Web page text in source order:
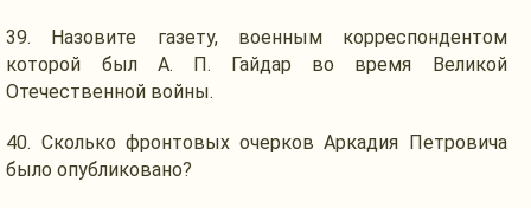
39. Назовите газету, военным корреспондентом
которой был А. П. Гайдар во время Великой
Отечественной войны.
40. Сколько фронтовых очерков Аркадия Петровича
было опубликовано?